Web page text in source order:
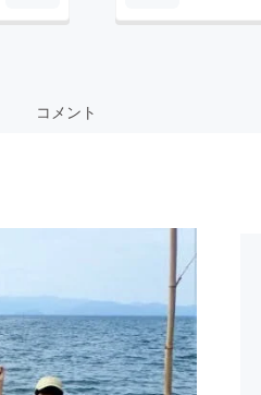
コメント